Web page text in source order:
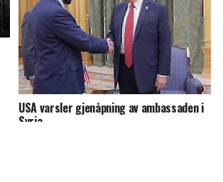
USA varsler gjenåpning av ambassaden i
Syria